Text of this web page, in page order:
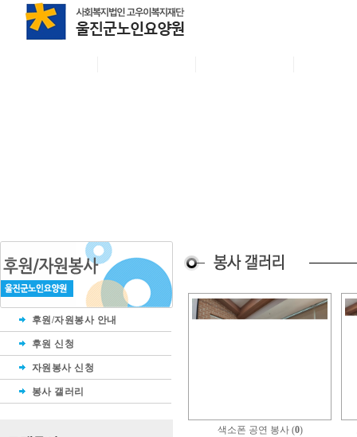
후원/자원봉사 안내
후원 신청
자원봉사 신청
봉사 갤러리
색소폰 공연 봉사 (0)